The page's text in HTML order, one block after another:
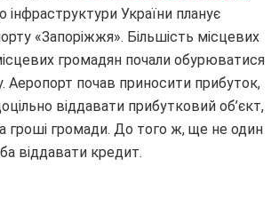
інфраструктури України планує
«Запоріжжя». Більшість місцевих
громадян почали обурюватися
Аеропорт почав приносити прибуток,
віддавати прибутковий об’єкт,
гроші громади. До того ж, ще не один
віддавати кредит.